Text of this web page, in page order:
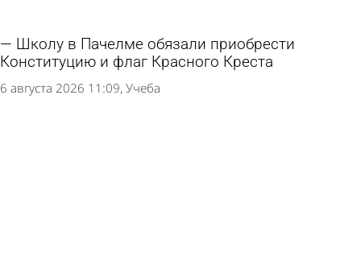
Школу в Пачелме обязали приобрести
Конституцию и флаг Красного Креста
6 августа 2026 11:09 Учеба